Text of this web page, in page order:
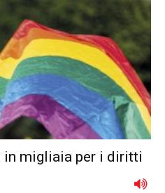
in migliaia per i diritti